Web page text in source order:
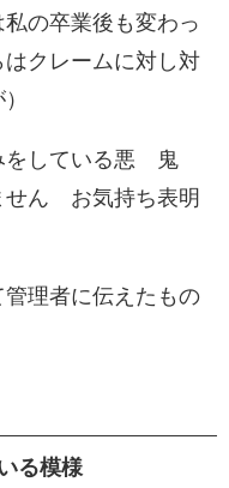
の卒業後も変わっ
クレームに対し対
）
をしている悪 鬼
せん お気持ち表明
理者に伝えたもの
る模様